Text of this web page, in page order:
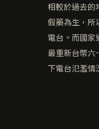
相較於過去的
假藥為生，所
電台。而國家
最重新台幣六
下電台氾濫情